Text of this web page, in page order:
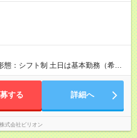
給する 想定年収：300万
2回（2年目以降／基本月給1か月
） ■ 月給 24万5,000円＋インセン
22万円＋固定残業代：25,000円（15
途支給 スタートは平均水
上 ＝ 収入アップ
年数に関係なく、実
。 技術と信頼が、そのまま年収に直
と同じです。
態：シフト制 土日は基本勤務（希望
する 詳細へ
株式会社ビリオン